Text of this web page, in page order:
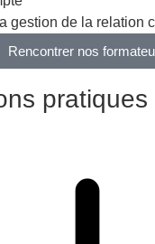
gestion de la relation
Rencontrer nos
pratiques